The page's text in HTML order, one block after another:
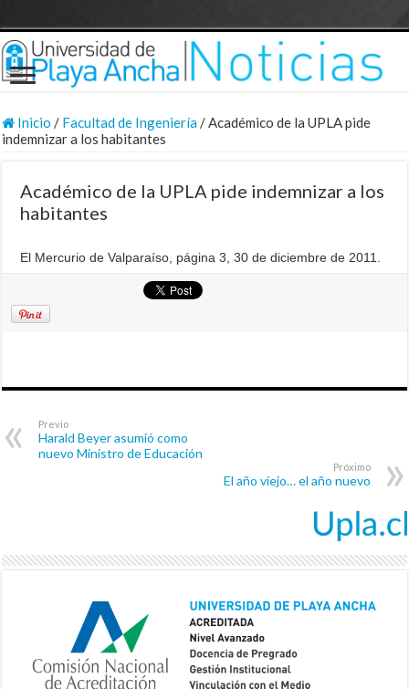
Inicio / Facultad de Ingeniería/Académico de la UPLA pide
indemnizar a los habitantes
Académico de la UPLA pide indemnizar a los
habitantes
El Mercurio de Valparaíso, página 3, 30 de diciembre de 2011.
Previo
Harald Beyer asumió como
nuevo Ministro de Educación
Próximo
El año viejo… el año nuevo